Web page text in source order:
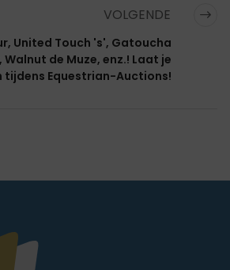
VOLGENDE
United Touch 's', Gatoucha
de Muze, enz.! Laat je
tijdens Equestrian-Auctions!